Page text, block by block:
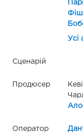
Усі
Сценарій
Продюсер
Оператор